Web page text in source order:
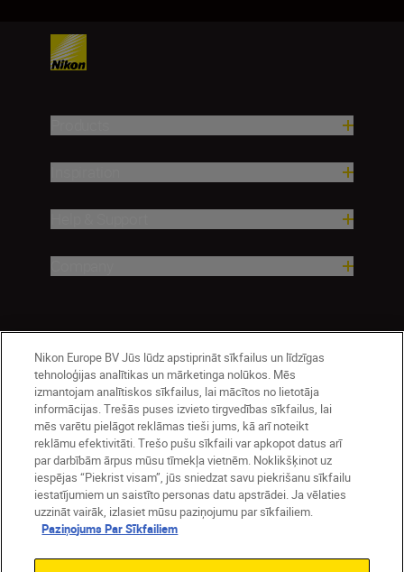
Latvija Nikon Sites
Contact Us Privacy Notice
Terms of Use
Cookie Notice
Cookie Settings
© 2026 Nikon
Nikon Europe BV Jūs lūdz apstiprināt sīkfailus un līdzīgas
tehnoloģijas analītikas un mārketinga nolūkos. Mēs
izmantojam analītiskos sīkfailus, lai mācītos no lietotāja
informācijas. Trešās puses izvieto tirgvedības sīkfailus, lai
mēs varētu pielāgot reklāmas tieši jums, kā arī noteikt
reklāmu efektivitāti. Trešo pušu sīkfaili var apkopot datus arī
par darbībām ārpus mūsu tīmekļa vietnēm. Noklikšķinot uz
iespējas “Piekrist visam”, jūs sniedzat savu piekrišanu sīkfailu
iestatījumiem un saistīto personas datu apstrādei. Ja vēlaties
uzzināt vairāk, izlasiet mūsu paziņojumu par sīkfailiem.
Paziņojums Par Sīkfailiem